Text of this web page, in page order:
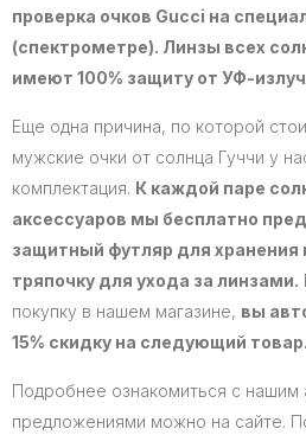
проверка очков Gucci на
(спектрометре). Линзы всех
имеют 100% защиту от УФ-
Еще одна причина, по которой
мужские очки от солнца Гуччи у
комплектация. К каждой паре
аксессуаров мы бесплатно
защитный футляр для хранения
тряпочку для ухода за линзами.
покупку в нашем магазине, вы
15% скидку на следующий товар.
Подробнее ознакомиться с нашим
предложениями можно на сайте.